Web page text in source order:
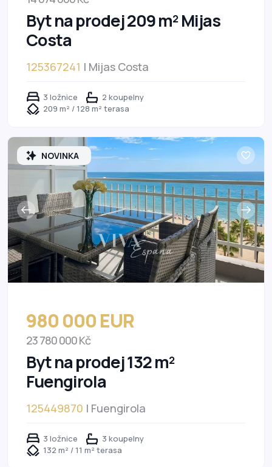
Byt na prodej 209 m² Mijas
Costa
125367241 | Mijas Costa
3 ložnice
2 koupelny
209 m² / 128 m² terasa
NOVINKA
980 000 EUR
23 780 000 Kč
Byt na prodej 132 m²
Fuengirola
125449870 | Fuengirola
3 ložnice
3 koupelny
132 m² / 11 m² terasa